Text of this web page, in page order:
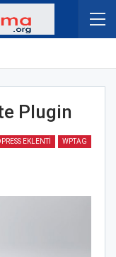
Plugin
EKLENTI WPTAG